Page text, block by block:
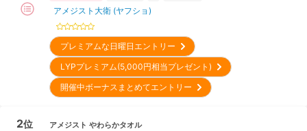
アメジスト大衛 (ヤフショ)
プレミアムな日曜日エントリー
LYPプレミアム(5,000円相当プレゼント)
開催中ボーナスまとめてエントリー
2位 アメジスト やわらかタオル